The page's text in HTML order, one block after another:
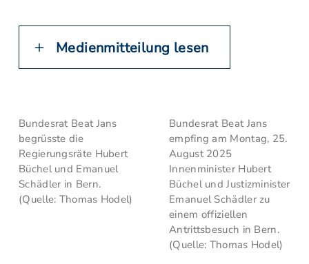
Medienmitteilung lesen
Bundesrat Beat Jans
begrüsste die
Regierungsräte Hubert
Büchel und Emanuel
Schädler in Bern.
(Quelle: Thomas Hodel)
Bundesrat Beat Jans
empfing am Montag, 25.
August 2025
Innenminister Hubert
Büchel und Justizminister
Emanuel Schädler zu
einem offiziellen
Antrittsbesuch in Bern.
(Quelle: Thomas Hodel)